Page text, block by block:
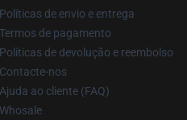
Políticas de envio e entrega
Termos de pagamento
Políticas de devolução e reembolso
Contacte-nos
Ajuda ao cliente (FAQ)
Whosale